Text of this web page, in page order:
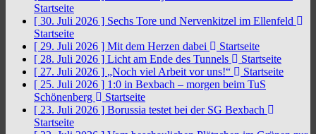
Startseite
[ 30. Juli 2026 ] Sechs Tore und Nervenkitzel im Ellenfeld
Startseite
[ 29. Juli 2026 ] Mit dem Herzen dabei
Startseite
[ 28. Juli 2026 ] Licht am Ende des Tunnels
Startseite
[ 27. Juli 2026 ] „Noch viel Arbeit vor uns!“
Startseite
[ 25. Juli 2026 ] 1:0 in Bexbach – morgen beim TuS
Schönenberg
Startseite
[ 23. Juli 2026 ] Borussia testet bei der SG Bexbach
Startseite